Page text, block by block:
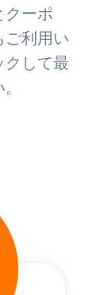
クーポ
ご利用い
クして最